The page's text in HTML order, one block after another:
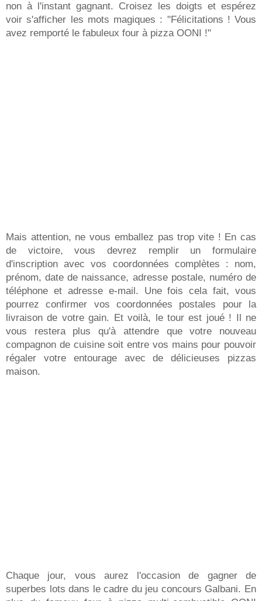
non à l'instant gagnant. Croisez les doigts et espérez
voir s'afficher les mots magiques : "Félicitations ! Vous
avez remporté le fabuleux four à pizza OONI !"
Mais attention, ne vous emballez pas trop vite ! En cas
de victoire, vous devrez remplir un formulaire
d'inscription avec vos coordonnées complètes : nom,
prénom, date de naissance, adresse postale, numéro de
téléphone et adresse e-mail. Une fois cela fait, vous
pourrez confirmer vos coordonnées postales pour la
livraison de votre gain. Et voilà, le tour est joué ! Il ne
vous restera plus qu'à attendre que votre nouveau
compagnon de cuisine soit entre vos mains pour pouvoir
régaler votre entourage avec de délicieuses pizzas
maison.
Chaque jour, vous aurez l'occasion de gagner de
superbes lots dans le cadre du jeu concours Galbani. En